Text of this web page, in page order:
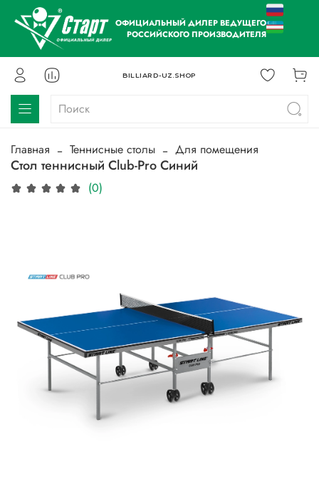
ОФИЦИАЛЬНЫЙ ДИЛЕР ВЕДУЩЕГО
РОССИЙСКОГО ПРОИЗВОДИТЕЛЯ
BILLIARD-UZ.SHOP
Главная Теннисные столы Для помещения
Стол теннисный Club-Pro Синий
(0)